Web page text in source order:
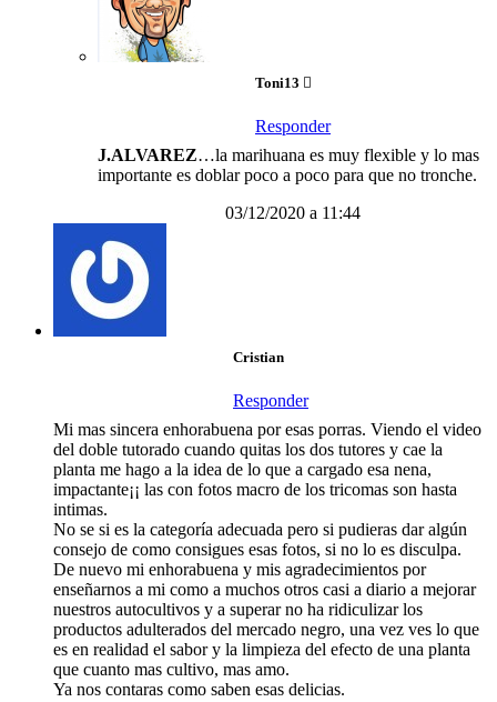
Toni13
Responder
J.ALVAREZ…la marihuana es muy flexible y lo mas
importante es doblar poco a poco para que no tronche.
03/12/2020 a 11:44
Cristian
Responder
Mi mas sincera enhorabuena por esas porras. Viendo el video
del doble tutorado cuando quitas los dos tutores y cae la
planta me hago a la idea de lo que a cargado esa nena,
impactante¡¡ las con fotos macro de los tricomas son hasta
intimas.
No se si es la categoría adecuada pero si pudieras dar algún
consejo de como consigues esas fotos, si no lo es disculpa.
De nuevo mi enhorabuena y mis agradecimientos por
enseñarnos a mi como a muchos otros casi a diario a mejorar
nuestros autocultivos y a superar no ha ridiculizar los
productos adulterados del mercado negro, una vez ves lo que
es en realidad el sabor y la limpieza del efecto de una planta
que cuanto mas cultivo, mas amo.
Ya nos contaras como saben esas delicias.